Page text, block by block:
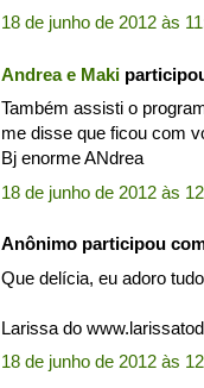
18 de junho de 2012 às
Andrea e Maki
Também assisti o
me disse que ficou com
Bj enorme ANdrea
18 de junho de 2012 às
Anônimo participou
Que delícia, eu adoro
Larissa do
18 de junho de 2012 às